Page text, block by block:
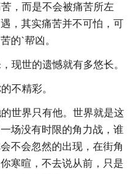
，而是不会被痛苦所左
，其实痛苦并不可怕，可
的`帮凶。
现世的遗憾就有多悠长。
不精彩。
世界只有他。世界就是这
场没有时限的角力战，谁
不会忽然的出现，在街角
寒暄，不去说从前，只是